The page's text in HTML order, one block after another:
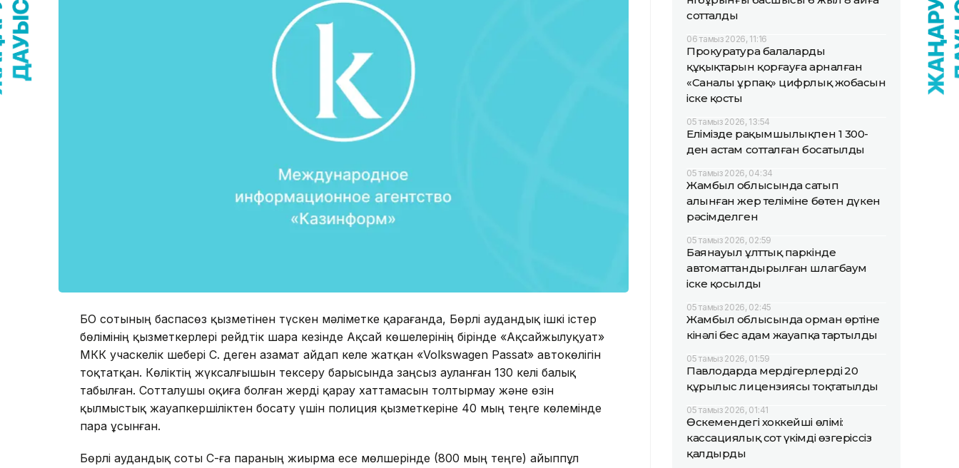
БҚО сотының баспасөз қызметінен түскен мәліметке қарағанда, Бөрлі аудандық ішкі істер
бөлімінің қызметкерлері рейдтік шара кезінде Ақсай көшелерінің бірінде «Ақсайжылуқуат»
МКК учаскелік шебері С. деген азамат айдап келе жатқан «Volkswagen Passat» автокөлігін
тоқтатқан. Көліктің жүксалғышын тексеру барысында заңсыз ауланған 130 келі балық
табылған. Сотталушы оқиға болған жерді қарау хаттамасын толтырмау және өзін
қылмыстық жауапкершіліктен босату үшін полиция қызметкеріне 40 мың теңге көлемінде
пара ұсынған.
Бөрлі аудандық соты С-ға параның жиырма есе мөлшерінде (800 мың теңге) айыппұл
сотталды
06 тамыз 2026, 11:16
Прокуратура балалардың
құқықтарын қорғауға арналған
«Саналы ұрпақ» цифрлық жобасын
іске қосты
05 тамыз 2026, 13:54
Елімізде рақымшылықпен 1 300-
ден астам сотталған босатылды
05 тамыз 2026, 04:34
Жамбыл облысында сатып
алынған жер теліміне бөтен дүкен
рәсімделген
05 тамыз 2026, 02:59
Баянауыл ұлттық паркінде
автоматтандырылған шлагбаум
іске қосылды
05 тамыз 2026, 02:45
Жамбыл облысында орман өртіне
кінәлі бес адам жауапқа тартылды
05 тамыз 2026, 01:59
Павлодарда мердігерлердің 20
құрылыс лицензиясы тоқтатылды
05 тамыз 2026, 01:41
Өскемендегі хоккейші өлімі:
кассациялық сот үкімді өзгеріссіз
қалдырды